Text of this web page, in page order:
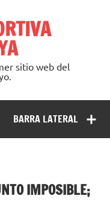
sitio web del
BARRA LATERAL
IMPOSIBLE;